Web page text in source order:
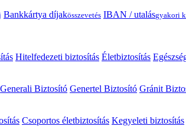
Bankkártya díjakösszevetés IBAN / utalásgyakori
Hitelfedezeti biztosítás Életbiztosítás
Generali Biztosító Genertel Biztosító Gránit
Csoportos életbiztosítás Kegyeleti biztosítás